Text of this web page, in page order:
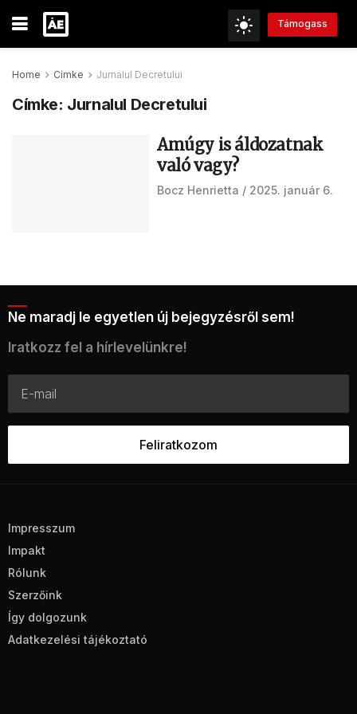
Támogass
Home Címke Jurnalul Decretului
Címke: Jurnalul Decretului
Amúgy is áldozatnak
való vagy?
Bocz Henrietta 2025. január 6.
Ne maradj le egyetlen új bejegyzésről sem!
Iratkozz fel a hírlevelünkre!
Impresszum
Impakt
Rólunk
Szerzőink
Így dolgozunk
Adatkezelési tájékoztató